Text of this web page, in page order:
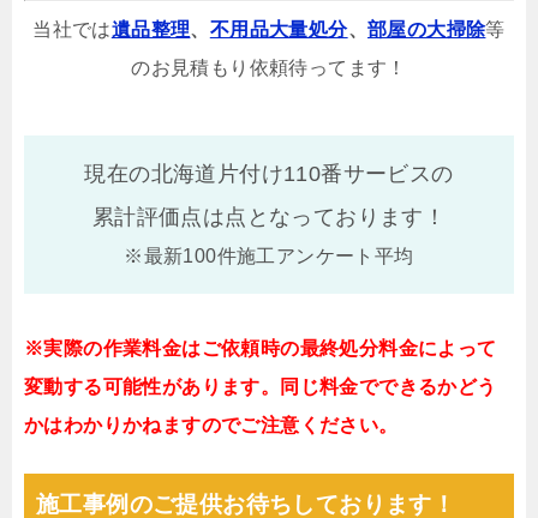
当社では遺品整理、 不用品大量処分、部屋の大掃除等
のお見積もり依頼待ってます！
現在の北海道片付け110番サービスの
累計評価点は点となっております！
※最新100件施工アンケート平均
※実際の作業料金はご依頼時の最終処分料金によって
変動する可能性があります。同じ料金でできるかどう
かはわかりかねますのでご注意ください。
施工事例のご提供お待ちしております！